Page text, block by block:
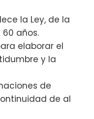
la Ley, de la
años.
elaborar el
y la
de
de al